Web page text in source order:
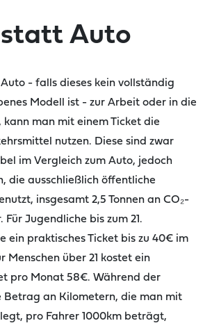
Auto
- falls dieses kein vollständig
Modell ist - zur Arbeit oder in die
kann man mit einemTicket die
nutzen. Diese sind zwar
im Vergleich zum Auto, jedoch
die ausschließlich öffentliche
, insgesamt 2,5 Tonnen an CO₂-
. Für Jugendliche bis zum 21.
ein praktisches Ticket bis zu 40€ im
Menschen über 21 kostet ein
pro Monat 58€. Während der
Betrag an Kilometern, die man mit
pro Fahrer 1000km beträgt,